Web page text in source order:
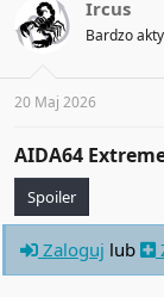
Ircus
Bardzo
20 Maj 2026
AIDA64
Spoiler
Zaloguj lub